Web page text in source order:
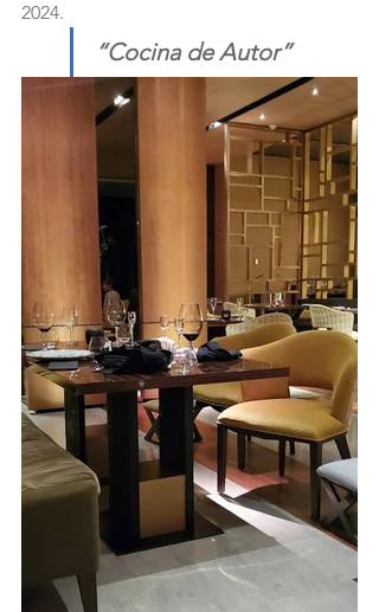
2024.
“Cocina de Autor”